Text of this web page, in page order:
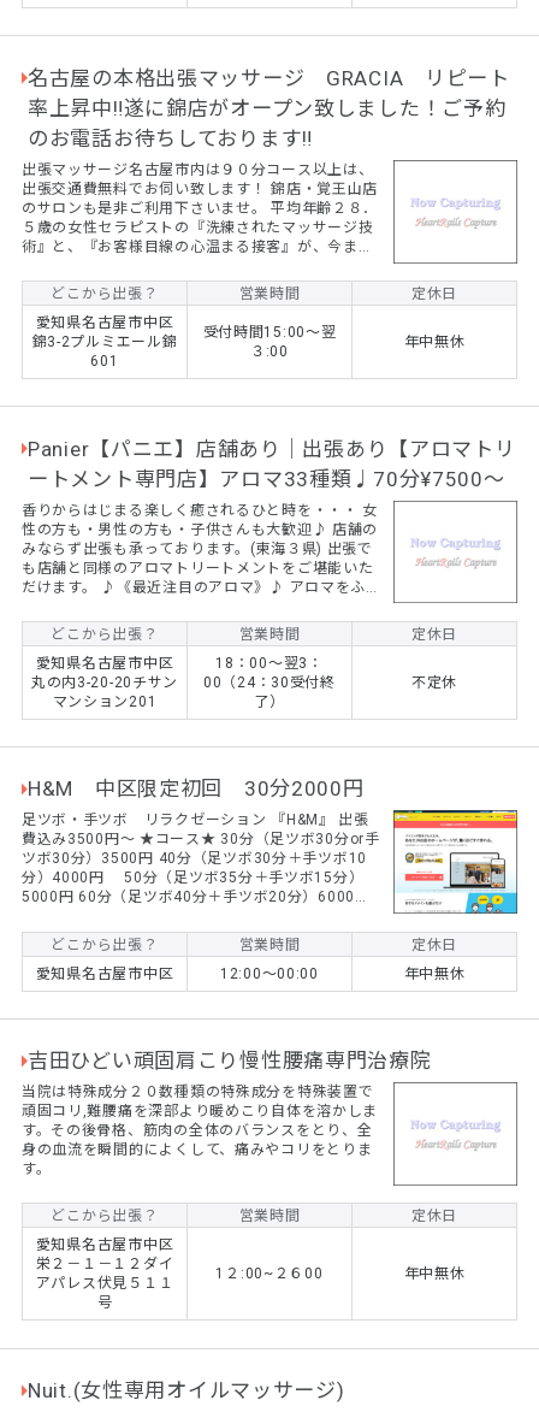
名古屋の本格出張マッサージ GRACIA リピート
率上昇中‼遂に錦店がオープン致しました！ご予約
のお電話お待ちしております‼
出張マッサージ名古屋市内は９０分コース以上は、
出張交通費無料でお伺い致します！ 錦店・覚王山店
のサロンも是非ご利用下さいませ。 平均年齢２８．
５歳の女性セラピストの『洗練されたマッサージ技
術』と、『お客様目線の心温まる接客』が、今まで
の技術と笑顔のサービスをお試しください。 名古屋
市内を中心に愛知県全域への『出張マッサージ』の
サービスを提供しています。セラピストは全員女性
なので女性のお客様も安心です。男性のお客様も歓
迎しておりますので、是非、この機会に『ＧＲＡＣ
ＩＡ』のリラクゼーションマッサージ・エイジング
どこから出張？ 営業時間
定休日
愛知県名古屋市中区
錦3-2プルミエール錦
601
受付時間15:00～翌
３:00
年中無休
Panier【パニエ】店舗あり｜出張あり【アロマトリ
ートメント専門店】アロマ33種類♩70分¥7500〜
香りからはじまる楽しく癒されるひと時を・・・ 女
性の方も・男性の方も・子供さんも大歓迎♪ 店舗の
みならず出張も承っております。(東海３県) 出張で
も店舗と同様のアロマトリートメントをご堪能いた
だけます。 ♪《最近注目のアロマ》♪ アロマをふん
ロマ初心者の方でも安心してご利用いただけます。
《アロマ精油33種類！》お客様の体調・気分に合わ
せてアロマ精油33種類の中から、その日に合うアロ
マをご提案し調合いたします♪ 本能が導き出す癒し
のひと時をご堪能下さいませ。
どこから出張？ 営業時間
定休日
愛知県名古屋市中区
丸の内3-20-20チサン
マンション201
18：00～翌3：
00（24：30受付終
了）
不定休
H&M 中区限定初回 30分2000円
足ツボ・手ツボ リラクゼーション 『H&M』 出張
費込み3500円～ ★コース★ 30分（足ツボ30分or手
ツボ30分）3500円 40分（足ツボ30分＋手ツボ10
分）4000円 50分（足ツボ35分＋手ツボ15分）
5000円 60分（足ツボ40分＋手ツボ20分）6000円
どこから出張？
営業時間
定休日
愛知県名古屋市中区
12:00～00:00 年中無休
吉田ひどい頑固肩こり慢性腰痛専門治療院
当院は特殊成分２０数種類の特殊成分を特殊装置で
頑固コリ,難腰痛を深部より暖めこり自体を溶かしま
す。その後骨格、筋肉の全体のバランスをとり、全
身の血流を瞬間的によくして、痛みやコリをとりま
す。
どこから出張？ 営業時間
定休日
愛知県名古屋市中区
栄２－１－１２ダイ
アパレス伏見５１１
号
1２:00~２６00 年中無休
Nuit.(女性専用オイルマッサージ)